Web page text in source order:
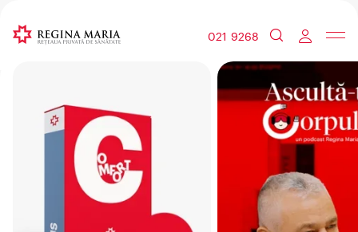
021 9268